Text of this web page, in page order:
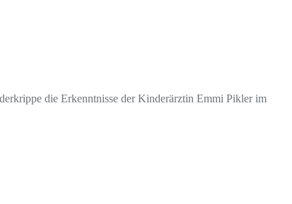
die Erkenntnisse der Kinderärztin Emmi Pikler im